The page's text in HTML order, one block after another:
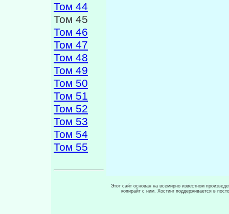
Том 44
Том 45
Том 46
Том 47
Том 48
Том 49
Том 50
Том 51
Том 52
Том 53
Том 54
Том 55
Этот сайт основан на всемирно известном
копирайт с ним. Хостинг поддерживается в